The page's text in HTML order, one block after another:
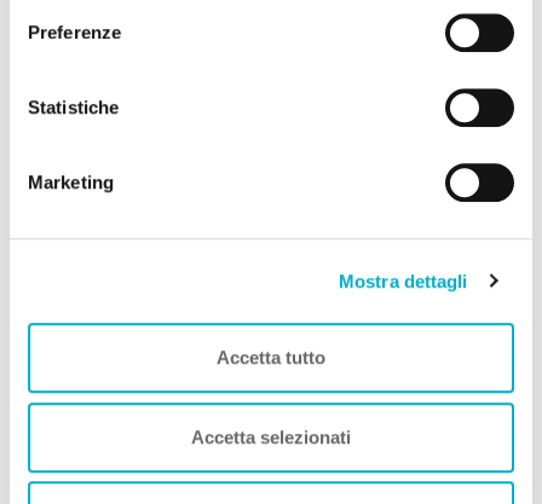
di tutti i cookie. Cliccando il pulsante “mostra dettagli”
troverai le varie categorie di cookie e potrai accettare o
tue scelte. Puoi modificare le tue scelte in ogni momento.
Preferenze
Statistiche
Marketing
Mostra dettagli
Accetta tutto
Accetta selezionati
OpenStreetMapcontributors
Social della Struttura